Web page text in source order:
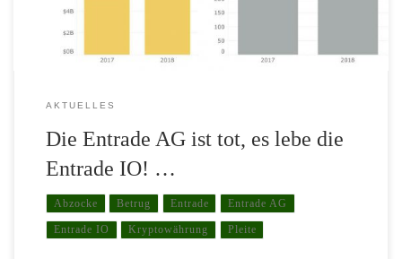
hingewiesen. In den […]
AKTUELLES
Die Entrade AG ist tot, es lebe die
Entrade IO! …
Abzocke Betrug Entrade Entrade AG
Entrade IO Kryptowährung Pleite